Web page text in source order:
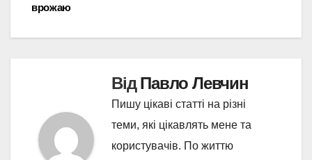
врожаю
ВідПавло Левчин
Пишу цікаві статті на різні
теми, які цікавлять мене та
користувачів. По життю